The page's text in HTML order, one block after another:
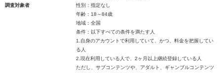
調査対象者
性別：指定なし
年齢：18～84歳
地域：全国
条件：以下すべての条件を満たす人
1.自身のアカウントで利用していて、かつ、料金を把握してい
る人
2.現在利用している人で、2ヶ月以上継続登録している人
ただし、サブコンテンツや、アダルト、ギャンブルコンテンツ